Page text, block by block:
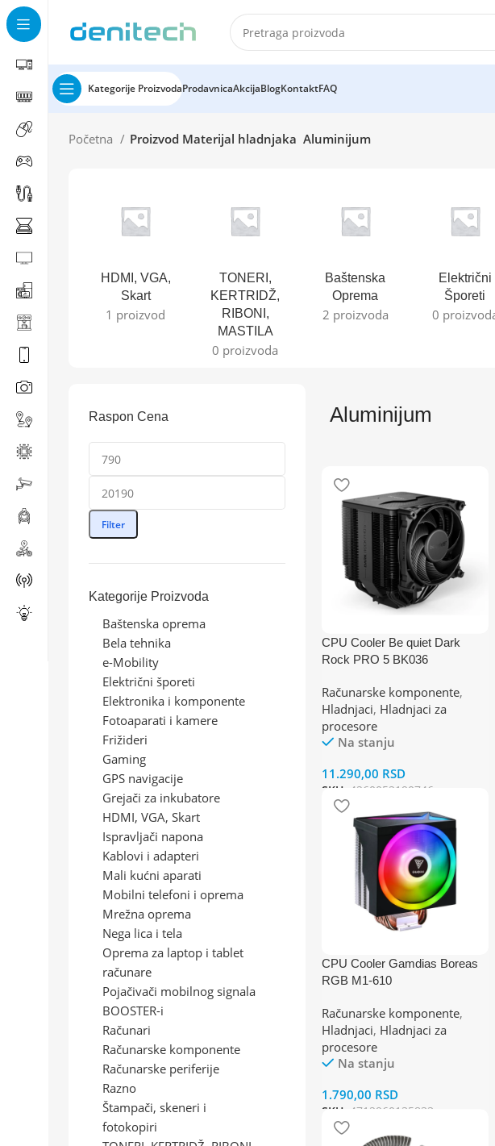
Kategorije ProizvodaProdavnicaAkcijaBlogKontaktFAQ
Početna Proizvod Materijal hladnjaka Aluminijum
HDMI, VGA,
Skart
1 proizvod
TONERI,
KERTRIDŽ,
RIBONI,
MASTILA
0 proizvoda
Baštenska
Oprema
2 proizvoda
Električni
Šporeti
0
Raspon Cena
Filter
Kategorije Proizvoda
Baštenska oprema
Bela tehnika
e-Mobility
Električni šporeti
Elektronika i komponente
Fotoaparati i kamere
Frižideri
Gaming
GPS navigacije
Grejači za inkubatore
HDMI, VGA, Skart
Ispravljači napona
Kablovi i adapteri
Mali kućni aparati
Mobilni telefoni i oprema
Mrežna oprema
Nega lica i tela
Oprema za laptop i tablet
računare
Pojačivači mobilnog signala
BOOSTER-i
Računari
Računarske komponente
Računarske periferije
Razno
Štampači, skeneri i
fotokopiri
Aluminijum
CPU Cooler Be quiet Dark
Rock PRO 5 BK036
0,1700)/TDP-270W
Računarske komponente,
Hladnjaci, Hladnjaci za
procesore
Na stanju
11.290,00 RSD
SKU: 4260052190746
CPU Cooler Gamdias Boreas
RGB M1-610
P 180W
Računarske komponente,
Hladnjaci, Hladnjaci za
procesore
Na stanju
1.790,00 RSD
SKU: 4712960135833